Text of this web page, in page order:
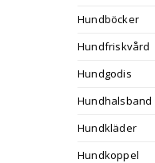
Hundböcker
Hundfriskvård
Hundgodis
Hundhalsband
Hundkläder
Hundkoppel